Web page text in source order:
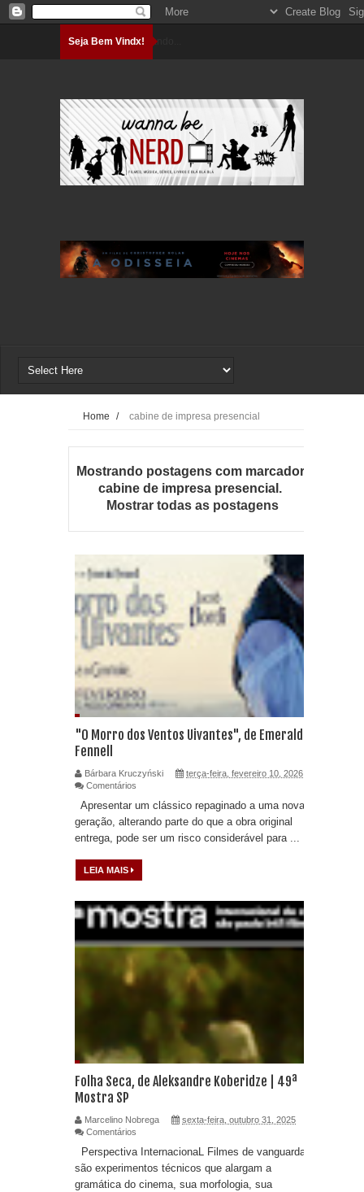
Seja Bem Vindx!Carregando...
Home / cabine de impresa presencial
Mostrando postagens com marcador
cabine de impresa presencial .
Mostrar todas as postagens
"O Morro dos Ventos Uivantes", de Emerald
Fennell
Bárbara Kruczyński
terça-feira, fevereiro 10, 2026
Comentários
Apresentar um clássico repaginado a uma nova
geração, alterando parte do que a obra original
entrega, pode ser um risco considerável para ...
LEIA MAIS
Folha Seca, de Aleksandre Koberidze | 49ª
Mostra SP
Marcelino Nobrega
sexta-feira, outubro 31, 2025
Comentários
Perspectiva InternacionaL Filmes de vanguarda
são experimentos técnicos que alargam a
gramática do cinema, sua morfologia, sua